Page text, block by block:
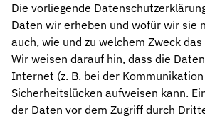
Rotationsdichtungen
Dichtungslösungen für rotierende
Abstreifer
Effektiver Schutz vor Schmutz, Staub
Führungsringe
Präzise Führung von Kolben und
Die vorliegende
Daten wir erheben und wofür wir sie
auch, wie und zu welchem Zweck
Wir weisen darauf hin, dass die
Internet (z. B. bei der
Sicherheitslücken aufweisen kann.
der Daten vor dem Zugriff durch